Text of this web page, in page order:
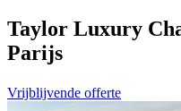
Taylor Luxury
Parijs
Vrijblijvende offerte